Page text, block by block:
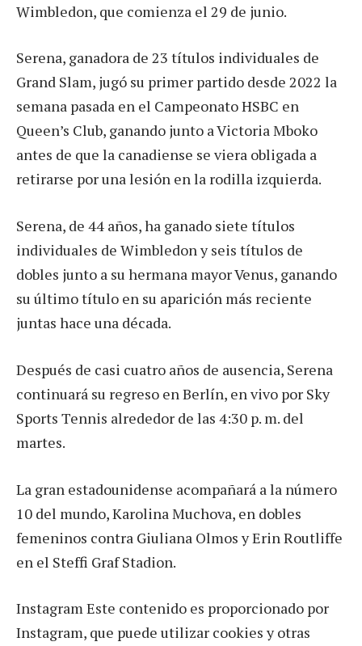
Wimbledon, que comienza el 29 de junio.
Serena, ganadora de ⁠23 títulos individuales de
Grand Slam, jugó su primer partido desde 2022 la
semana pasada en el Campeonato HSBC en
Queen’s Club, ganando junto a Victoria Mboko
antes de que la canadiense se viera obligada a
retirarse por una lesión en la rodilla izquierda.
Serena, de 44 años, ha ganado siete títulos
individuales de Wimbledon y seis títulos de
dobles junto a su hermana mayor Venus, ganando
su último título en su aparición más reciente
juntas hace una década.
Después de casi cuatro años de ausencia, Serena
continuará su regreso en Berlín, en vivo por Sky
Sports Tennis alrededor de las 4:30 p. m. del
martes.
La gran estadounidense acompañará a la número
10 del mundo, Karolina Muchova, en dobles
femeninos contra Giuliana Olmos y Erin Routliffe
en el Steffi Graf Stadion.
Instagram Este contenido es proporcionado por
Instagram, que puede utilizar cookies y otras